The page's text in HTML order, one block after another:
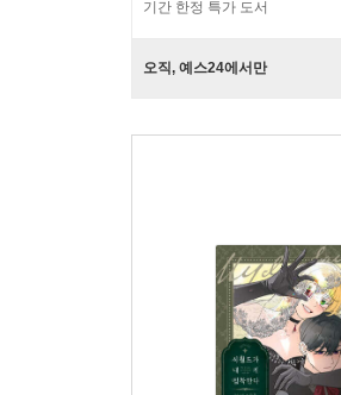
기간 한정 특가 도서
오직, 예스24에서만